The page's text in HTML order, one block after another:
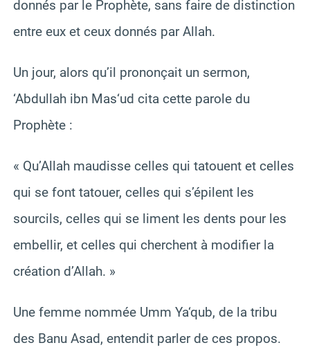
donnés par le Prophète, sans faire de distinction
entre eux et ceux donnés par Allah.
Un jour, alors qu’il prononçait un sermon,
‘Abdullah ibn Mas‘ud cita cette parole du
Prophète :
« Qu’Allah maudisse celles qui tatouent et celles
qui se font tatouer, celles qui s’épilent les
sourcils, celles qui se liment les dents pour les
embellir, et celles qui cherchent à modifier la
création d’Allah. »
Une femme nommée Umm Ya‘qub, de la tribu
des Banu Asad, entendit parler de ces propos.